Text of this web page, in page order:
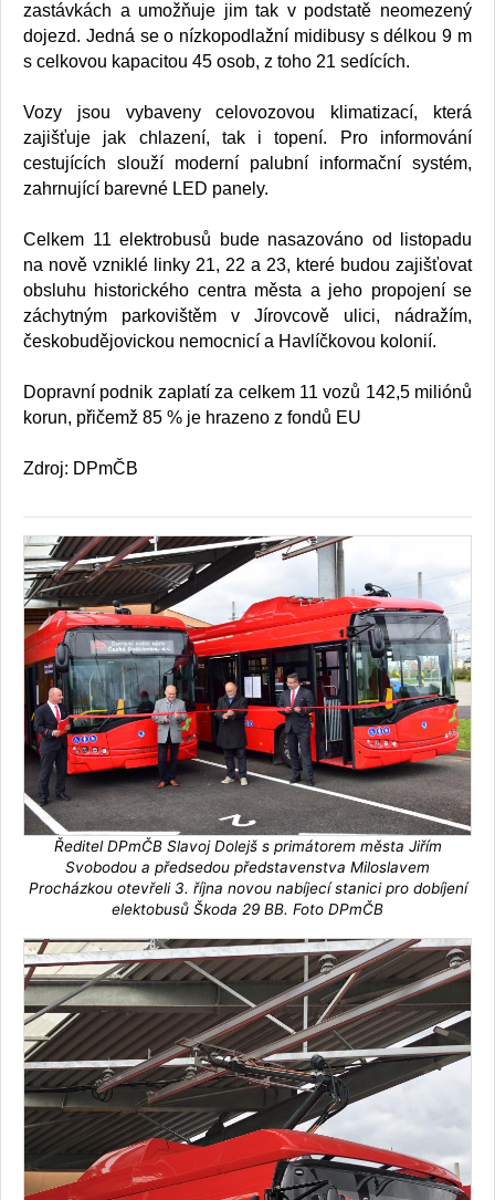
zastávkách a umožňuje jim tak v podstatě neomezený
dojezd. Jedná se o nízkopodlažní midibusy s délkou 9 m
s celkovou kapacitou 45 osob, z toho 21 sedících.
Vozy jsou vybaveny celovozovou klimatizací, která
zajišťuje jak chlazení, tak i topení. Pro informování
cestujících slouží moderní palubní informační systém,
zahrnující barevné LED panely.
Celkem 11 elektrobusů bude nasazováno od listopadu
na nově vzniklé linky 21, 22 a 23, které budou zajišťovat
obsluhu historického centra města a jeho propojení se
záchytným parkovištěm v Jírovcově ulici, nádražím,
českobudějovickou nemocnicí a Havlíčkovou kolonií.
Dopravní podnik zaplatí za celkem 11 vozů 142,5 miliónů
korun, přičemž 85 % je hrazeno z fondů EU
Zdroj: DPmČB
Ředitel DPmČB Slavoj Dolejš s primátorem města Jiřím
Svobodou a předsedou představenstva Miloslavem
Procházkou otevřeli 3. října novou nabíjecí stanici pro dobíjení
elektobusů Škoda 29 BB. Foto DPmČB